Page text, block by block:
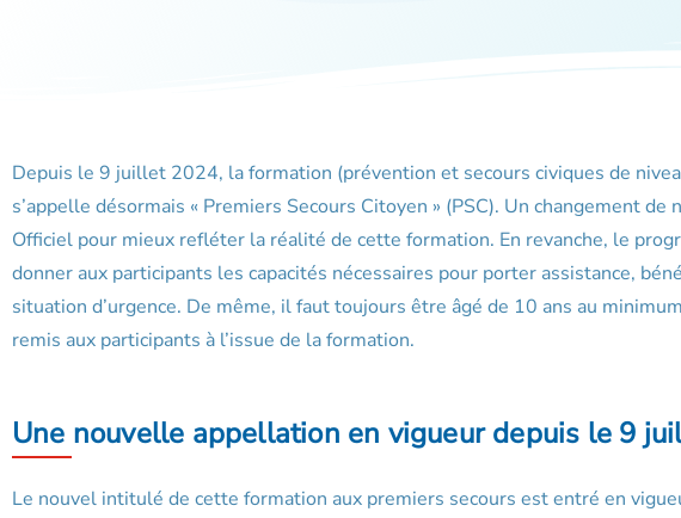
Depuis le 9 juillet 2024, la formation (prévention et secours civiques de
s’appelle désormais « Premiers Secours Citoyen » (PSC). Un changement
Officiel pour mieux refléter la réalité de cette formation. En revanche, le
donner aux participants les capacités nécessaires pour porter assistance,
situation d’urgence. De même, il faut toujours être âgé de 10 ans au
remis aux participants à l’issue de la formation.
Une nouvelle appellation en vigueur depuis le 9
Le nouvel intitulé de cette formation aux premiers secours est entré en